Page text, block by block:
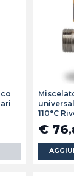
110°C
€ 76